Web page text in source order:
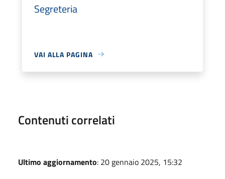
Segreteria
VAI ALLA PAGINA
Contenuti correlati
Ultimo aggiornamento: 20 gennaio 2025, 15:32